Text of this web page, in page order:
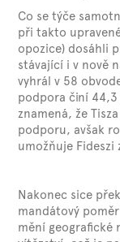
Co se týče
při takto
opozice) dosáhli
stávající i v nově
vyhrál v 58
podpora činí 44,3
znamená, že
podporu, avšak
umožňuje
Nakonec sice
mandátový
mění geografické